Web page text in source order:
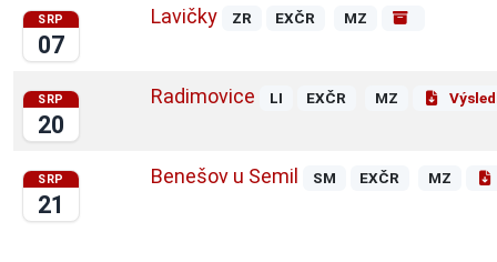
SRP
07
Lavičky ZR EXČR MZ
SRP
20
Radimovice LI EXČR MZ
SRP
21
Benešov u Semil SM EXČR MZ